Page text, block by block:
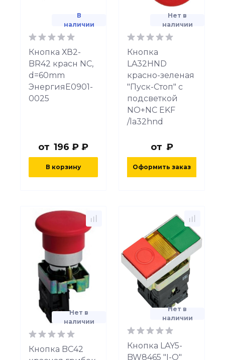
В
наличии
Кнопка ХВ2-
BR42 красн NC,
d=60mm
ЭнергияЕ0901-
0025
от 196 ₽ ₽
В корзину
Нет в
наличии
Кнопка
LA32HND
красно-зеленая
"Пуск-Стоп" с
подсветкой
NO+NC EKF
/la32hnd
от ₽
Оформить заказ
Нет в
наличии
Кнопка BC42
Нет в
наличии
Кнопка LAY5-
BW8465 "I-O"